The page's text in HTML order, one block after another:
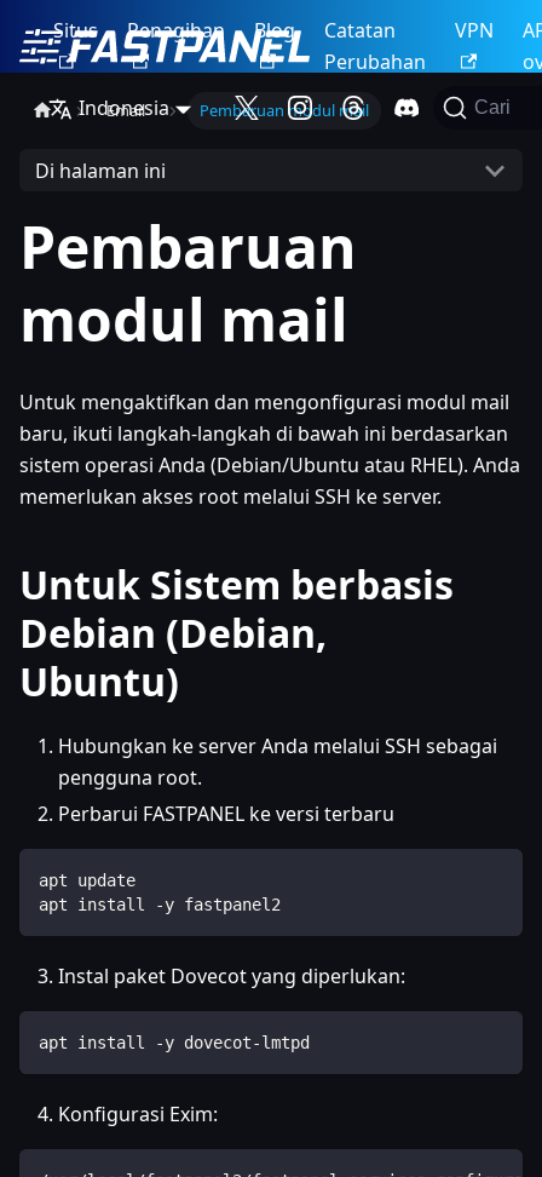
Situs Penagihan Blog
Catatan
Perubahan
VPN
Indonesia
Cari
Email Pembaruan modul mail
Di halaman ini
Pembaruan
modul mail
Untuk mengaktifkan dan mengonfigurasi modul mail
baru, ikuti langkah-langkah di bawah ini berdasarkan
sistem operasi Anda (Debian/Ubuntu atau RHEL). Anda
memerlukan akses root melalui SSH ke server.
Untuk Sistem berbasis
Debian (Debian,
Ubuntu)
Hubungkan ke server Anda melalui SSH sebagai
pengguna root.
Perbarui FASTPANEL ke versi terbaru
apt update
apt install -y fastpanel2
Instal paket Dovecot yang diperlukan:
apt install -y dovecot-lmtpd
Konfigurasi Exim: